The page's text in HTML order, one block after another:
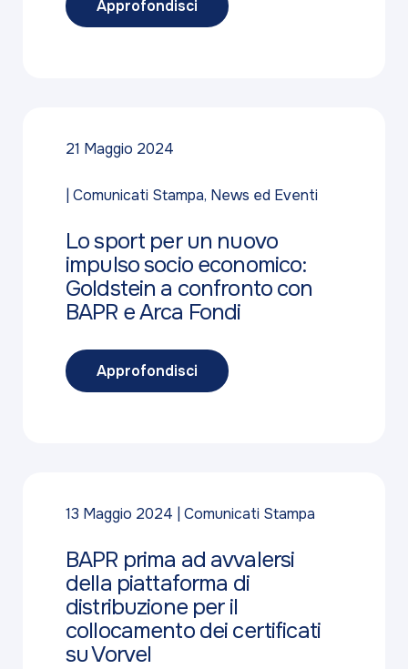
Approfondisci
21 Maggio 2024
Comunicati Stampa, News ed Eventi
Lo sport per un nuovo
impulso socio economico:
Goldstein a confronto con
BAPR e Arca Fondi
Approfondisci
13 Maggio 2024 Comunicati Stampa
BAPR prima ad avvalersi
della piattaforma di
distribuzione per il
collocamento dei certificati
su Vorvel